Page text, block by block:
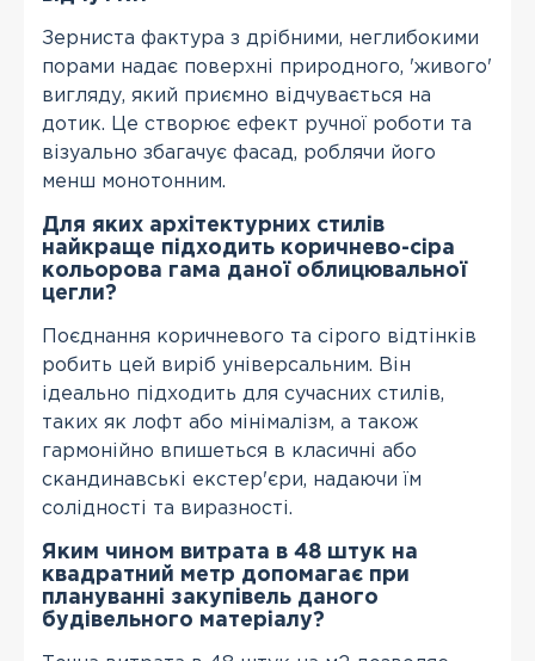
Зерниста фактура з дрібними, неглибокими
порами надає поверхні природного, 'живого'
вигляду, який приємно відчувається на
дотик. Це створює ефект ручної роботи та
візуально збагачує фасад, роблячи його
менш монотонним.
Для яких архітектурних стилів
найкраще підходить коричнево-сіра
кольорова гама даної облицювальної
цегли?
Поєднання коричневого та сірого відтінків
робить цей виріб універсальним. Він
ідеально підходить для сучасних стилів,
таких як лофт або мінімалізм, а також
гармонійно впишеться в класичні або
скандинавські екстер'єри, надаючи їм
солідності та виразності.
Яким чином витрата в 48 штук на
квадратний метр допомагає при
плануванні закупівель даного
будівельного матеріалу?